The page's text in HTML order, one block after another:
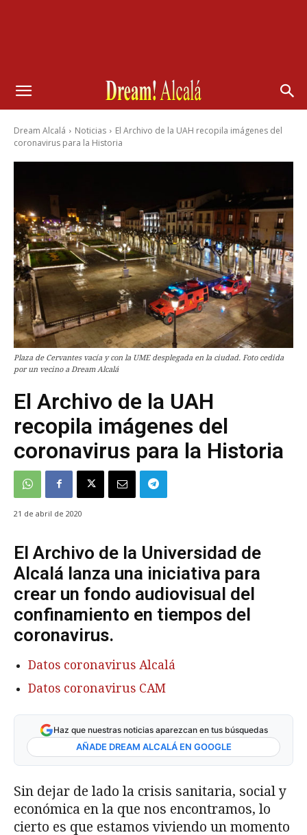
Dream Alcalá Noticias
El Archivo de la UAH recopila imágenes del
coronavirus para la Historia
Plaza de Cervantes vacía y con la UME desplegada en la ciudad. Foto cedida
por un vecino a Dream Alcalá
El Archivo de la UAH
recopila imágenes del
coronavirus para la Historia
21 de abril de 2020
El Archivo de la Universidad de
Alcalá lanza una iniciativa para
crear un fondo audiovisual del
confinamiento en tiempos del
coronavirus.
Datos coronavirus Alcalá
Datos coronavirus CAM
Haz que nuestras noticias aparezcan en tus búsquedas
AÑADE DREAM ALCALÁ EN GOOGLE
Sin dejar de lado la crisis sanitaria, social y
económica en la que nos encontramos, lo
cierto es que estamos viviendo un momento